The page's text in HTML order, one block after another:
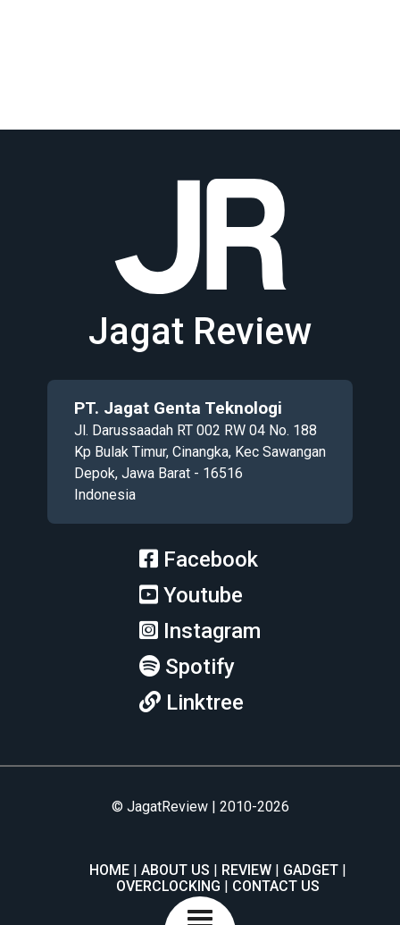
Jagat Review
PT. Jagat Genta Teknologi
Jl. Darussaadah RT 002 RW 04 No. 188
Kp Bulak Timur, Cinangka, Kec Sawangan
Depok, Jawa Barat - 16516
Indonesia
Facebook
Youtube
Instagram
Spotify
Linktree
© JagatReview | 2010-2026
HOME ABOUT US REVIEW
GADGET
OVERCLOCKING
CONTACT US